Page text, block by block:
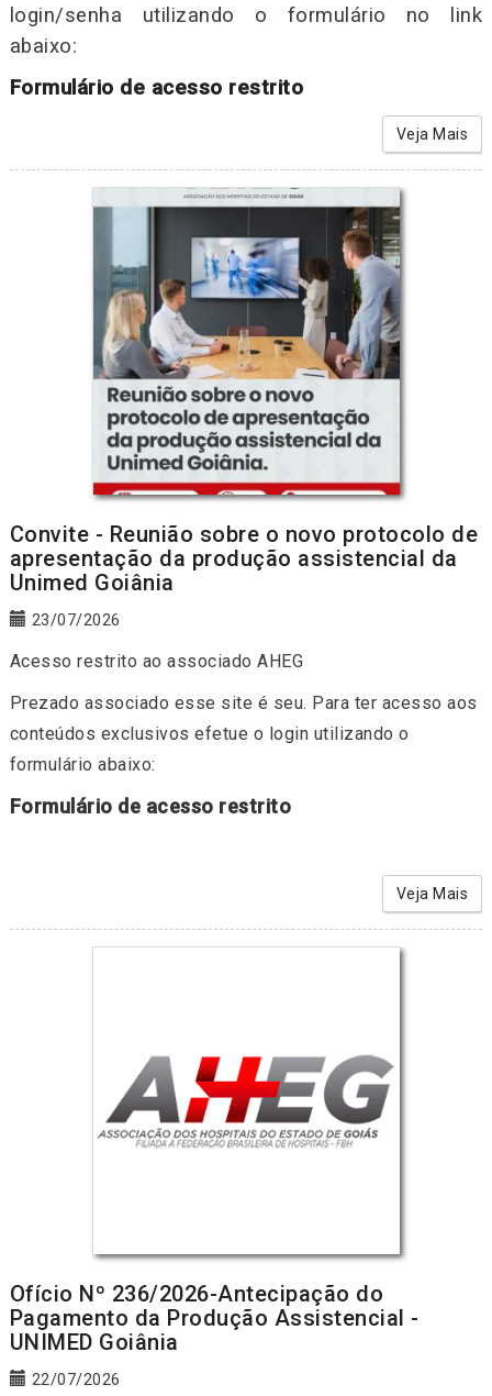
login/senha utilizando o formulário no link
abaixo:
Formulário de acesso restrito
Veja Mais
Convite - Reunião sobre o novo protocolo de
apresentação da produção assistencial da
Unimed Goiânia
23/07/2026
Acesso restrito ao associado AHEG
Prezado associado esse site é seu. Para ter acesso aos
conteúdos exclusivos efetue o login utilizando o
formulário abaixo:
Formulário de acesso restrito
Veja Mais
Ofício Nº 236/2026-Antecipação do
Pagamento da Produção Assistencial -
UNIMED Goiânia
22/07/2026